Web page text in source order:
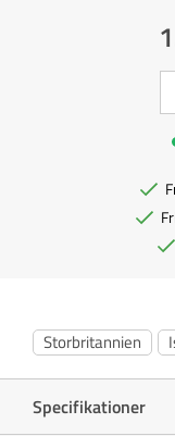
Storbritannien
Specifikationer